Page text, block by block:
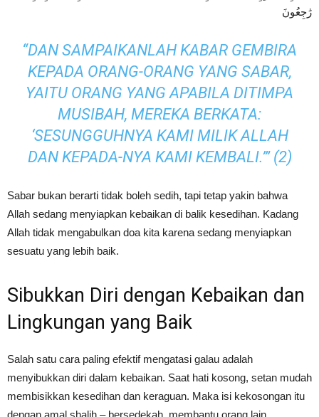
رَٰجِعُونَ
“DAN SAMPAIKANLAH KABAR GEMBIRA
KEPADA ORANG-ORANG YANG SABAR,
YAITU ORANG YANG APABILA DITIMPA
MUSIBAH, MEREKA BERKATA:
‘SESUNGGUHNYA KAMI MILIK ALLAH
DAN KEPADA-NYA KAMI KEMBALI.’” (2)
Sabar bukan berarti tidak boleh sedih, tapi tetap yakin bahwa
Allah sedang menyiapkan kebaikan di balik kesedihan. Kadang
Allah tidak mengabulkan doa kita karena sedang menyiapkan
sesuatu yang lebih baik.
Sibukkan Diri dengan Kebaikan dan
Lingkungan yang Baik
Salah satu cara paling efektif mengatasi galau adalah
menyibukkan diri dalam kebaikan. Saat hati kosong, setan mudah
membisikkan kesedihan dan keraguan. Maka isi kekosongan itu
dengan amal shalih – bersedekah, membantu orang lain,